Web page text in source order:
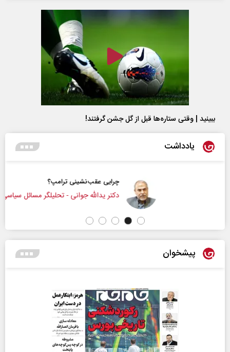
ببینید | وقتی ستاره‌ها قبل از گل جشن گرفتند!
یادداشت
چرایی عقب‌نشینی ترامپ؟
دکتر یدالله جوانی - تحلیلگر مسائل سیاسی
پیشخوان